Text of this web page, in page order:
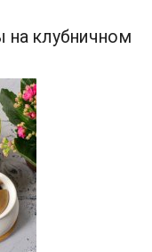
на клубничном